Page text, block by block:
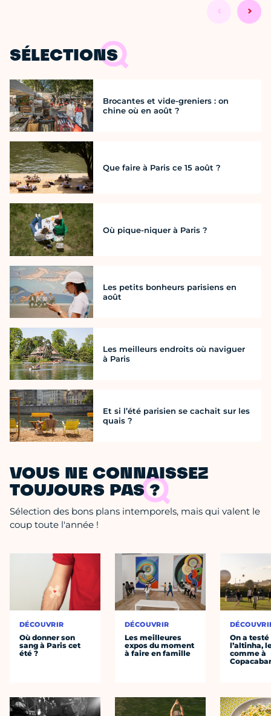
SÉLECTIONS
Brocantes et vide-greniers : on
chine où en août ?
Que faire à Paris ce 15 août ?
Où pique-niquer à Paris ?
Les petits bonheurs parisiens en
août
Les meilleurs endroits où naviguer
à Paris
Et si l’été parisien se cachait sur les
quais ?
VOUS NE CONNAISSEZ
TOUJOURS PAS ?
Sélection des bons plans intemporels, mais qui valent le
coup toute l'année !
DÉCOUVRIR
Où donner son
sang à Paris cet
été ?
DÉCOUVRIR
Les meilleures
expos du moment
à faire en famille
On a testé
l’altinha,
comme à